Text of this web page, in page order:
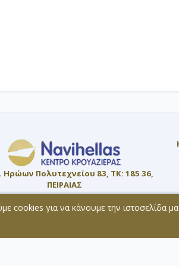
cookies για να κάνουμε την ιστοσελίδα
Πολυτεχνείου 83, ΤΚ: 185 36,
ΠΕΙΡΑΙΑΣ
ΜΗ.Τ.Ε. 0207Ε60000819800